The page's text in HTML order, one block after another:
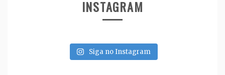
INSTAGRAM
Siga no Instagram